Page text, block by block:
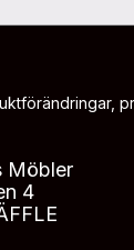
Möbler
4